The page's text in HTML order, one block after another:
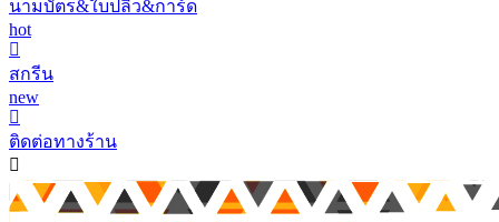
นามบัตร&ใบปลิว&การ์ด
hot
สกรีน
new
ติดต่อทางร้าน